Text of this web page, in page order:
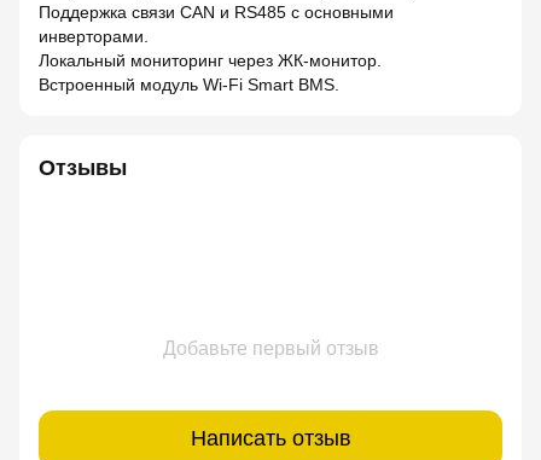
Поддержка связи CAN и RS485 с основными
инверторами.
Локальный мониторинг через ЖК-монитор.
Встроенный модуль Wi-Fi Smart BMS.
Отзывы
Добавьте первый отзыв
Написать отзыв